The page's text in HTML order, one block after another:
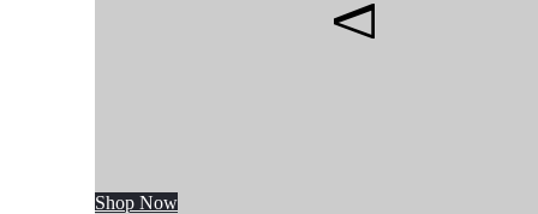
Shop Now